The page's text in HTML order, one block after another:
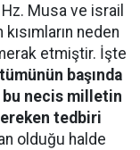
Musa ve israil
neden
etmiştir. İşte
başında
bu necis milletin
tedbiri
olduğu halde